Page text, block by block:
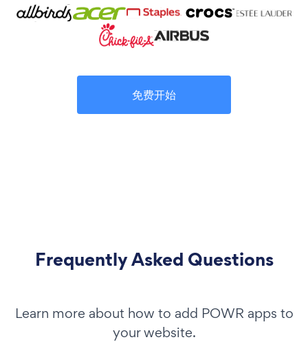
免费开始
Frequently Asked Questions
Learn more about how to add POWR apps to
your website.